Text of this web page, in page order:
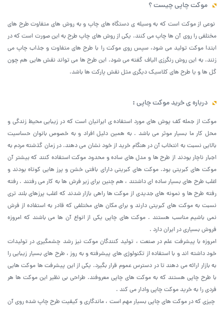
موکت چاپی چیست ؟
نوعی از موکت است که به وسیله ی دستگاه های چاپ و به روش های متفاوت طرح های
مختلفی را روی آن ها چاپ می کنند. یکی از روش های چاپ طرح به این صورت است که در
ابتدا موکت تولید می شود، سپس روی موکت را با طرح های متفاوت و جذاب چاپ می
زنند. به این روش رنگرزی الیاف گفته می شود. این طرح ها می تواند نقش هایی هم چون
گل ها و یا طرح های کلاسیک دیگری مثل نقش پارکت ها باشد.
درباره ی خرید موکت چاپی:
موکت از جمله کف پوش های مورد استفاده ی ایرانیان است که در زیبایی محیط زندگی و
محل کار ما بسیار موثر می باشد . به همین دلیل افراد و به خصوص بانوان حساسیت
بالایی نسبت به انتخاب آن در هنگام خرید از خود نشان می دهند. در زمان گذشته مردم به
اجبار ناچار بودند از طرح ها و مدل های ساده و محدود موکت استفاده کنند که بیشتر آن
موکت های کبریتی بود. موکت های کبریتی دارای بافتی خشن و پرز هایی کوتاه بودند و
اغلب طرح های بسیار ساده ای داشتند ، هم چنین برای زیر فرش ها به کار می رفتند . رفته
رفته طرح ها و نمونه های جدیدی از موکت ها راهی بازار شدند که اغلب پرزهای بلند تری
نسبت به موکت های کبریتی دارند و برای مکان های مختلفی که قادر به استفاده از فرش
نمی باشیم مناسب هستند . موکت های چاپی یکی از انواع آن ها می باشند که امروزه
فروش بسیاری در ایران دارد .
امروزه با پیشرفت علم در صنعت ، تولید کنندگان موکت نیز رشد چشمگیری در تولیدات
خود داشته اند و با استفاده از تکنولوژی های پیشرفته و به روز ، طرح های بسیار زیبایی را
به بازار ارائه می دهند تا در دسترس عموم قرار بگیرد. یکی از این پیشرفت ها موکت هایی
با طرح چاپی هستند که به موکت های چاپی معروفند. طراحی بی نظیر این موکت ها هر
فردی را به خرید موکت چاپی وادار می کند .
چیزی که در موکت های چاپی بسیار مهم است ، ماندگاری و کیفیت طرح چاپ شده روی آن